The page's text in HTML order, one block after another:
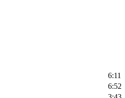
6:11
6:52